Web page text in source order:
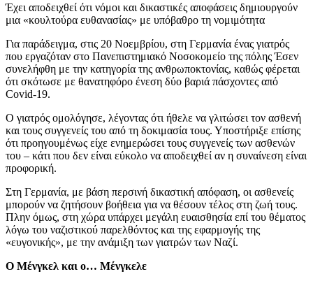
Έχει αποδειχθεί ότι νόμοι και δικαστικές αποφάσεις δημιουργούν
μια «κουλτούρα ευθανασίας» με υπόβαθρο τη νομιμότητα
Για παράδειγμα, στις 20 Νοεμβρίου, στη Γερμανία ένας γιατρός
που εργαζόταν στο Πανεπιστημιακό Νοσοκομείο της πόλης Έσεν
συνελήφθη με την κατηγορία της ανθρωποκτονίας, καθώς φέρεται
ότι σκότωσε με θανατηφόρο ένεση δύο βαριά πάσχοντες από
Covid-19.
Ο γιατρός ομολόγησε, λέγοντας ότι ήθελε να γλιτώσει τον ασθενή
και τους συγγενείς του από τη δοκιμασία τους. Υποστήριξε επίσης
ότι προηγουμένως είχε ενημερώσει τους συγγενείς των ασθενών
του – κάτι που δεν είναι εύκολο να αποδειχθεί αν η συναίνεση είναι
προφορική.
Στη Γερμανία, με βάση περσινή δικαστική απόφαση, οι ασθενείς
μπορούν να ζητήσουν βοήθεια για να θέσουν τέλος στη ζωή τους.
Πλην όμως, στη χώρα υπάρχει μεγάλη ευαισθησία επί του θέματος
λόγω του ναζιστικού παρελθόντος και της εφαρμογής της
«ευγονικής», με την ανάμιξη των γιατρών των Ναζί.
Ο Μένγκελ και ο… Μένγκελε